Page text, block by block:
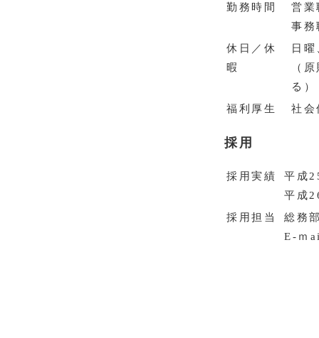
勤務時間
営
事
休日／休
暇
日
（
る）
福利厚生
社会
採用
採用実績
平成
平成
採用担当
総務
E-ｍ